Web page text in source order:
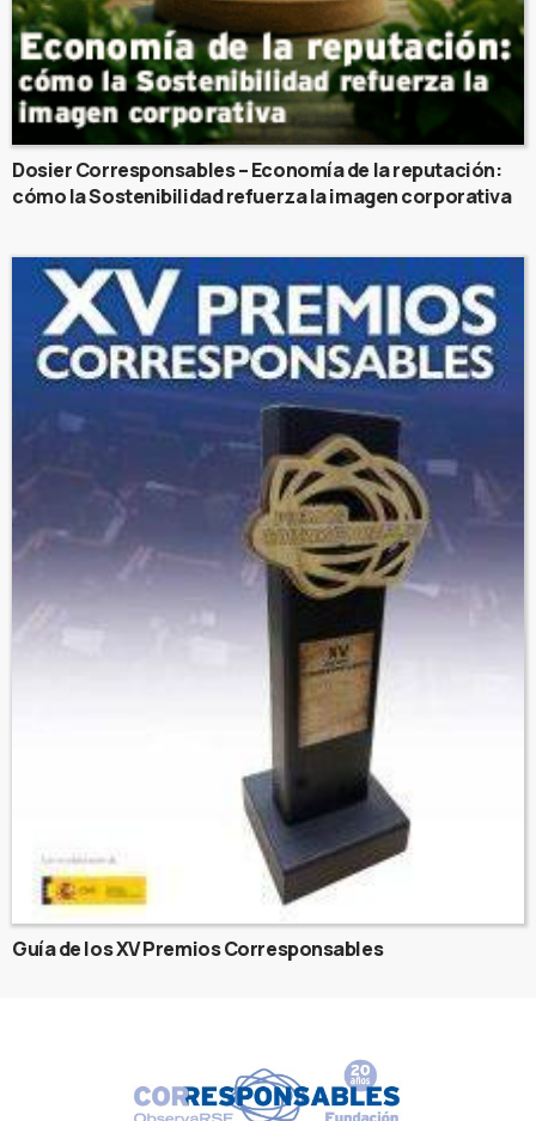
Dosier Corresponsables – Economía de la reputación:
cómo la Sostenibilidad refuerza la imagen corporativa
Guía de los XV Premios Corresponsables